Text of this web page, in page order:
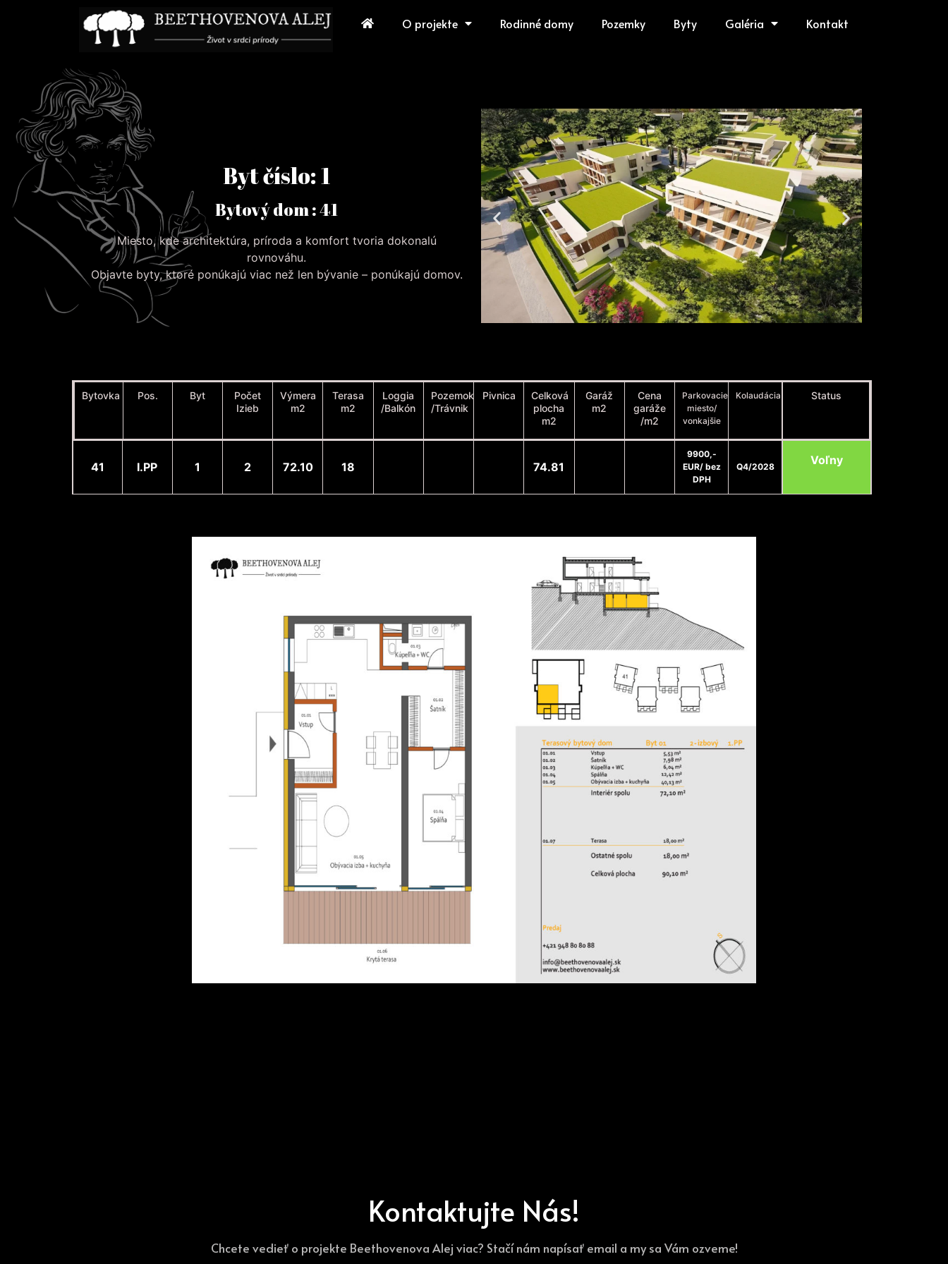
O projekte Rodinné domy Pozemky Byty Galéria Kontakt
Byt číslo: 1
Bytový dom : 41
Miesto, kde architektúra, príroda a komfort tvoria dokonalú
rovnováhu.
Objavte byty, ktoré ponúkajú viac než len bývanie – ponúkajú domov.
Bytovka Pos. Byt
Počet
Izieb
Výmera
m2
Terasa
m2
Loggia
/Balkón
Pozemok
/Trávnik
Pivnica
Celková
plocha
m2
Garáž
m2
Cena
garáže
/m2
Parkovacie
miesto/
vonkajšie
Kolaudácia Status
41 I.PP 1 2 72.10 18 74.81
9900,-
EUR/ bez
DPH
Q4/2028 Voľny
Kontaktujte Nás!
Chcete vedieť o projekte Beethovenova Alej viac? Stačí nám napísať email a my sa Vám ozveme!